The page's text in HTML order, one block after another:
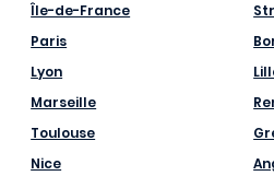
Île-de-France
Paris
Lyon
Marseille
Toulouse
Nice